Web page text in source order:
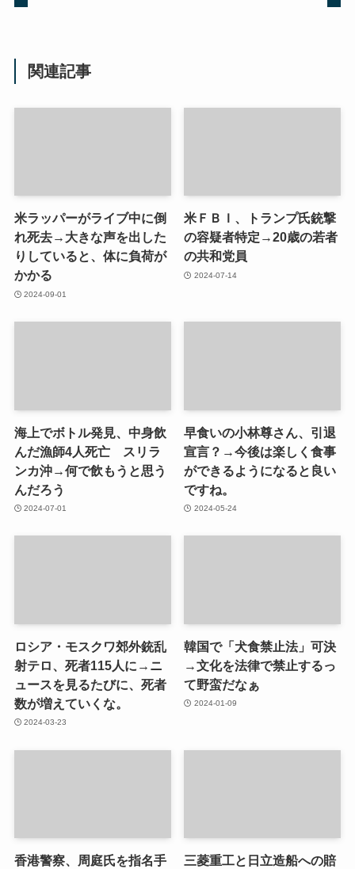
関連記事
米ラッパーがライブ中に倒
れ死去→大きな声を出した
りしていると、体に負荷が
かかる
2024-09-01
米ＦＢＩ、トランプ氏銃撃
の容疑者特定→20歳の若者
の共和党員
2024-07-14
海上でボトル発見、中身飲
んだ漁師4人死亡 スリラ
ンカ沖→何で飲もうと思う
んだろう
2024-07-01
早食いの小林尊さん、引退
宣言？→今後は楽しく食事
ができるようになると良い
ですね。
2024-05-24
ロシア・モスクワ郊外銃乱
射テロ、死者115人に→ニ
ュースを見るたびに、死者
数が増えていくな。
2024-03-23
韓国で「犬食禁止法」可決
→文化を法律で禁止するっ
て野蛮だなぁ
2024-01-09
香港警察、周庭氏を指名手
三菱重工と日立造船への賠